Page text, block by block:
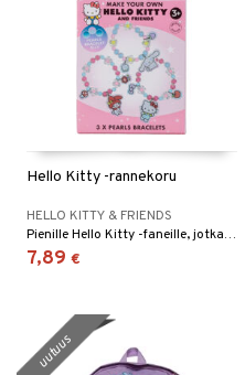
Hello Kitty -rannekoru
HELLO KITTY & FRIENDS
Pienille Hello Kitty -faneille, jotka pitävät askartelusta.
7,89 €
uutuus